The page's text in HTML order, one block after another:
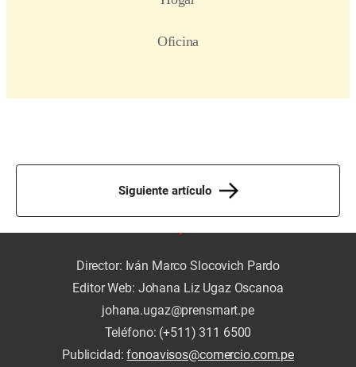
Siguiente artículo
Director: Iván Marco Slocovich Pardo
Editor Web: Johana Liz Ugaz Oscanoa
johana.ugaz@prensmart.pe
Teléfono: (+511) 311 6500
Publicidad:fonoavisos@comercio.com.pe